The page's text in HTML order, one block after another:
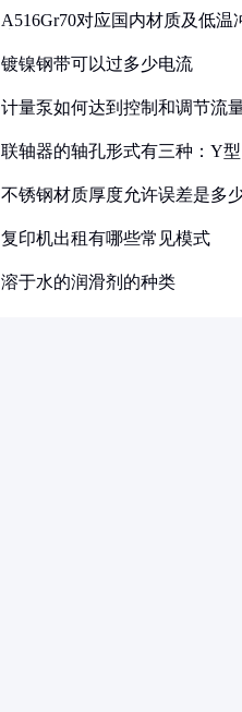
A516Gr70对应国内材质及低温
镀镍钢带可以过多少电流
计量泵如何达到控制和调节流
联轴器的轴孔形式有三种：Y
不锈钢材质厚度允许误差是多
复印机出租有哪些常见模式
溶于水的润滑剂的种类